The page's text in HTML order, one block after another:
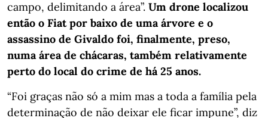
campo, delimitando a área”. Um drone localizou
então o Fiat por baixo de uma árvore e o
assassino de Givaldo foi, finalmente, preso,
numa área de chácaras, também relativamente
perto do local do crime de há 25 anos.
“Foi graças não só a mim mas a toda a família pela
determinação de não deixar ele ficar impune”, diz